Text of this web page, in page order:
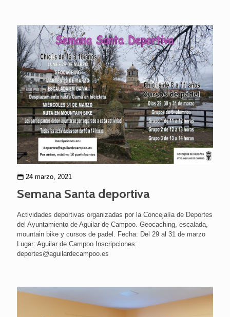
24 marzo, 2021
Semana Santa deportiva
Actividades deportivas organizadas por la Concejalía de Deportes
del Ayuntamiento de Aguilar de Campoo. Geocaching, escalada,
mountain bike y cursos de padel. Fecha: Del 29 al 31 de marzo
Lugar: Aguilar de Campoo Inscripciones:
deportes@aguilardecampoo.es